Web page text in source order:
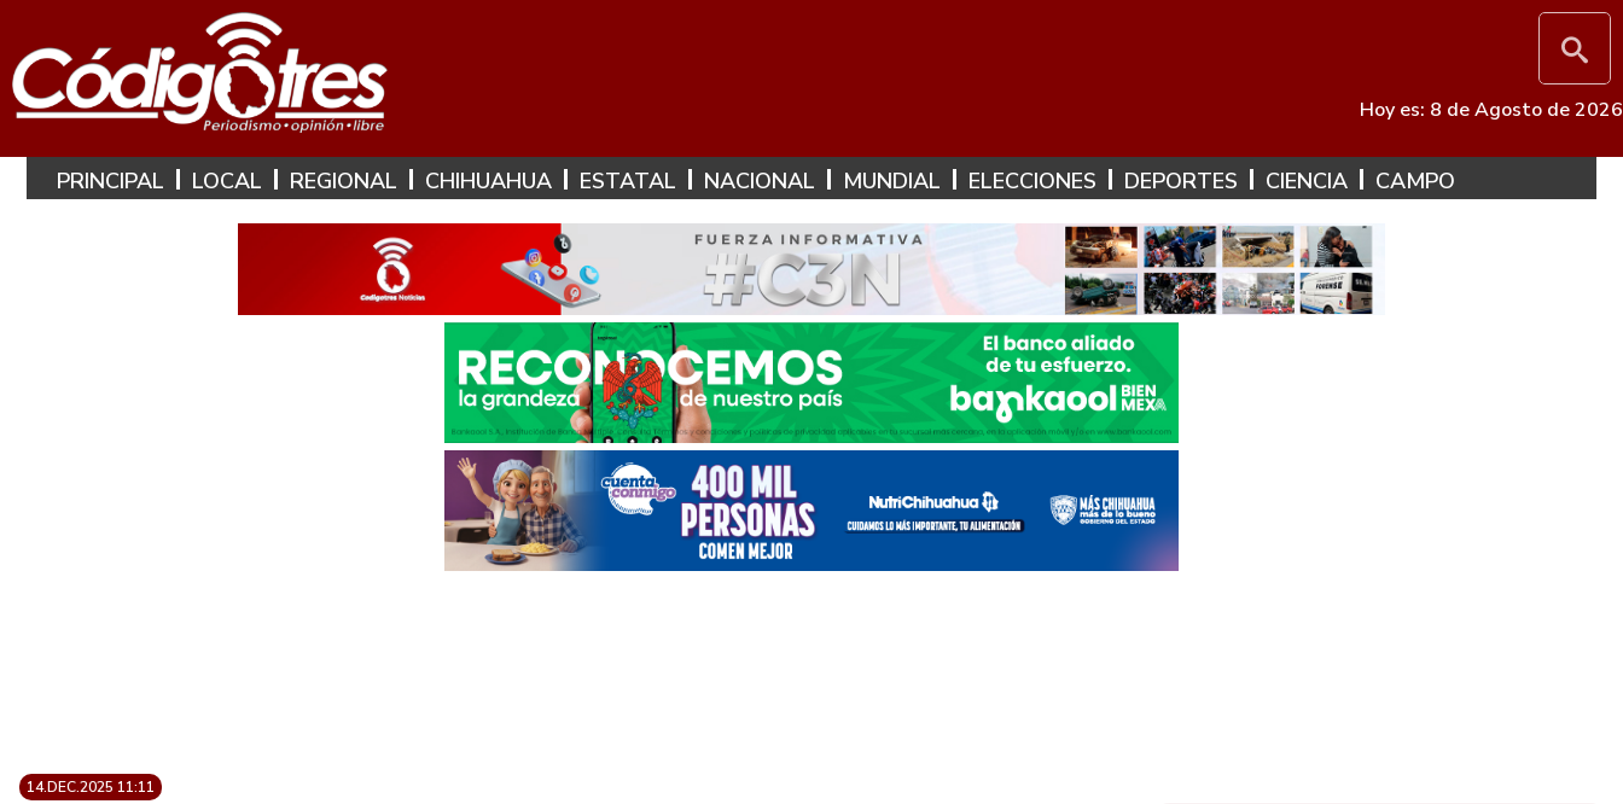
Hoy es: 8 de Agosto de 2026
PRINCIPAL LOCAL REGIONAL CHIHUAHUA ESTATAL NACIONAL MUNDIAL ELECCIONES DEPORTES CIENCIA CAMPO
14.DEC.2025 11:11